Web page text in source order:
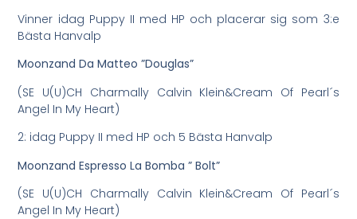
Vinner idag Puppy II med HP och placerar sig som 3:e
Bästa Hanvalp
Moonzand Da Matteo ”Douglas”
(SE U(U)CH Charmally Calvin Klein&Cream Of Pearl´s
Angel In My Heart)
2: idag Puppy II med HP och 5 Bästa Hanvalp
Moonzand Espresso La Bomba ” Bolt”
(SE U(U)CH Charmally Calvin Klein&Cream Of Pearl´s
Angel In My Heart)